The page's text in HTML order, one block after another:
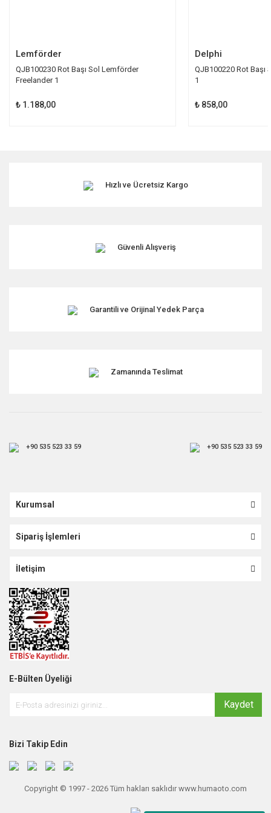
Lemförder
QJB100230 Rot Başı Sol Lemförder
Freelander 1
₺ 1.188,00
Delphi
QJB100220 Rot Başı
1
₺ 858,00
Hızlı ve Ücretsiz Kargo
Güvenli Alışveriş
Garantili ve Orijinal Yedek Parça
Zamanında Teslimat
+90 535 523 33 59 +90 535 523 33 59
Kurumsal
Sipariş İşlemleri
İletişim
E-Bülten Üyeliği
Kaydet
Bizi Takip Edin
Copyright © 1997 - 2026 Tüm hakları saklıdır www.humaoto.com